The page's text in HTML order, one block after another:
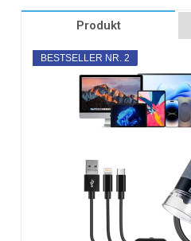
Produkt
BESTSELLER NR. 2